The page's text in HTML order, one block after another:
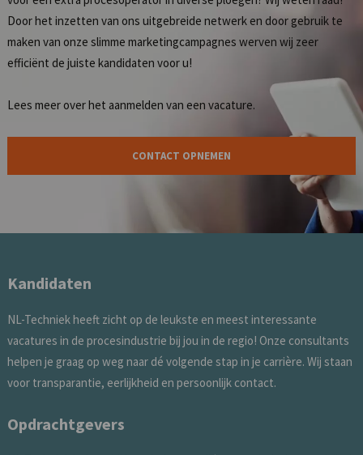
Door het inzetten van ons uitgebreide netwerk en door gebruik te
maken van onze slimme marketingcampagnes werven wij zeer
efficiënt de juiste kandidaten voor u!
Lees meer over het aanmelden van een vacature.
CONTACT OPNEMEN
Kandidaten
NL-Techniek heeft zicht op de leukste en meest interessante
vacatures in de procesindustrie bij jou in de regio! Onze consultants
helpen je graag op weg naar dé volgende stap in je carrière. Wij staan
voor transparantie, eerlijkheid en persoonlijk contact.
Opdrachtgevers